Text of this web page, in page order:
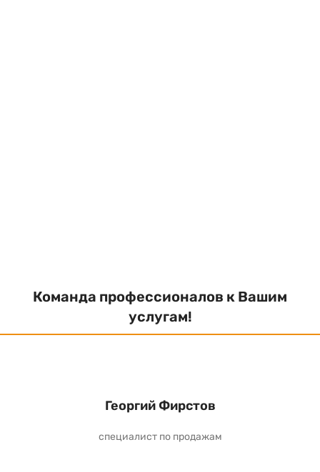
Команда профессионалов к Вашим
услугам!
Георгий Фирстов
специалист по продажам